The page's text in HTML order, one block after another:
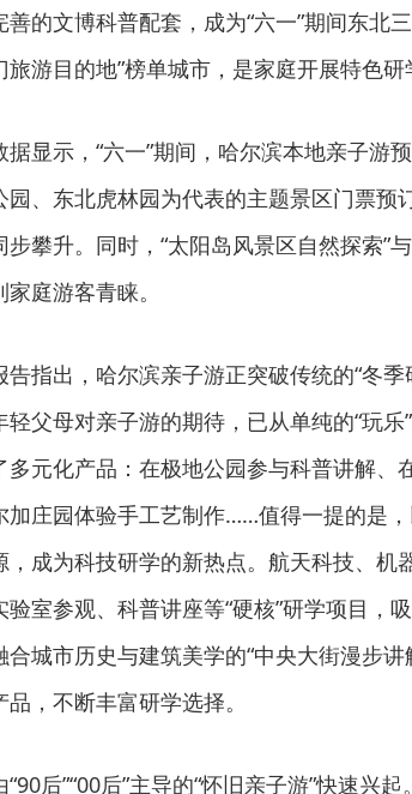
善的文博科普配套，成为“六一”期间东北
旅游目的地”榜单城市，是家庭开展特色研
据显示，“六一”期间，哈尔滨本地亲子游
园、东北虎林园为代表的主题景区门票预
步攀升。同时，“太阳岛风景区自然探索”
庭游客青睐。
告指出，哈尔滨亲子游正突破传统的“冬季
轻父母对亲子游的期待，已从单纯的“玩
多元化产品：在极地公园参与科普讲解、
加庄园体验手工艺制作……值得一提的是
，成为科技研学的新热点。航天科技、机
验室参观、科普讲座等“硬核”研学项目，
合城市历史与建筑美学的“中央大街漫步讲
品，不断丰富研学选择。
“90后”“00后”主导的“怀旧亲子游”快速兴